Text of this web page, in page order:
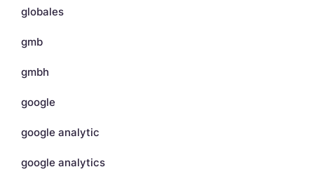
globales
gmb
gmbh
google
google analytic
google analytics